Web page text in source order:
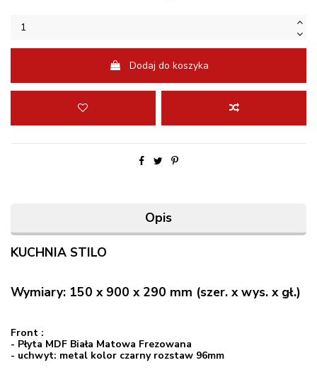
Dodaj do koszyka
Opis
KUCHNIA STILO
Wymiary: 150 x 900 x 290 mm (szer. x wys. x gł.)
Front :
- Płyta MDF Biała Matowa Frezowana
- uchwyt: metal kolor czarny rozstaw 96mm